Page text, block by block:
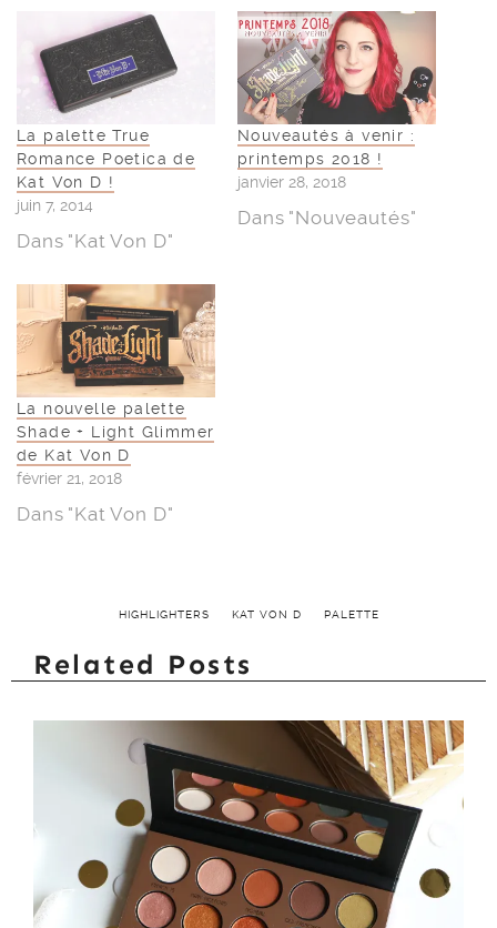
La palette True
Romance Poetica de
Kat Von D !
juin 7, 2014
Dans "Kat Von D"
Nouveautés à venir :
printemps 2018 !
janvier 28, 2018
Dans "Nouveautés"
La nouvelle palette
Shade + Light Glimmer
de Kat Von D
février 21, 2018
Dans "Kat Von D"
HIGHLIGHTERS KAT VON D PALETTE
Related Posts